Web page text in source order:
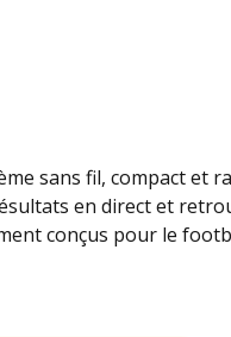
sans fil, compact et
en direct et
conçus pour le